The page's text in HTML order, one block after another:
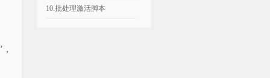
v1.7.23021.0 去广告版
10.批处理激活脚本